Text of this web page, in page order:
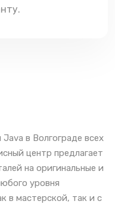
в Волгограде всех
центр предлагает
на оригинальные и
уровня
в мастерской, так и с